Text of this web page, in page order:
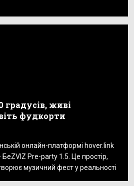
градусів, живі
фудкорти
онлайн-платформі hover.link
Pre-party 1.5. Це простір,
музичний фест у реальності